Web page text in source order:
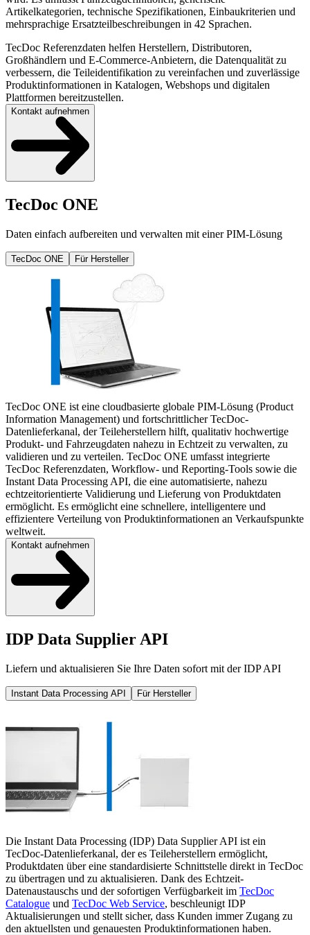
Artikelkategorien, technische Spezifikationen, Einbaukriterien und
mehrsprachige Ersatzteilbeschreibungen in 42 Sprachen.
TecDoc Referenzdaten helfen Herstellern, Distributoren,
Großhändlern und E-Commerce-Anbietern, die Datenqualität zu
verbessern, die Teileidentifikation zu vereinfachen und zuverlässige
Produktinformationen in Katalogen, Webshops und digitalen
Plattformen bereitzustellen.
Kontakt aufnehmen
TecDoc ONE
Daten einfach aufbereiten und verwalten mit einer PIM-Lösung
TecDoc ONE Für Hersteller
TecDoc ONE ist eine cloudbasierte globale PIM-Lösung (Product
Information Management) und fortschrittlicher TecDoc-
Datenlieferkanal, der Teileherstellern hilft, qualitativ hochwertige
Produkt- und Fahrzeugdaten nahezu in Echtzeit zu verwalten, zu
validieren und zu verteilen. TecDoc ONE umfasst integrierte
TecDoc Referenzdaten, Workflow- und Reporting-Tools sowie die
Instant Data Processing API, die eine automatisierte, nahezu
echtzeitorientierte Validierung und Lieferung von Produktdaten
ermöglicht. Es ermöglicht eine schnellere, intelligentere und
effizientere Verteilung von Produktinformationen an Verkaufspunkte
weltweit.
Kontakt aufnehmen
IDP Data Supplier API
Liefern und aktualisieren Sie Ihre Daten sofort mit der IDP API
Instant Data Processing API Für Hersteller
Die Instant Data Processing (IDP) Data Supplier API ist ein
TecDoc-Datenlieferkanal, der es Teileherstellern ermöglicht,
Produktdaten über eine standardisierte Schnittstelle direkt in TecDoc
zu übertragen und zu aktualisieren. Dank des Echtzeit-
Datenaustauschs und der sofortigen Verfügbarkeit im TecDoc
Catalogue und TecDoc Web Service, beschleunigt IDP
Aktualisierungen und stellt sicher, dass Kunden immer Zugang zu
den aktuellsten und genauesten Produktinformationen haben.